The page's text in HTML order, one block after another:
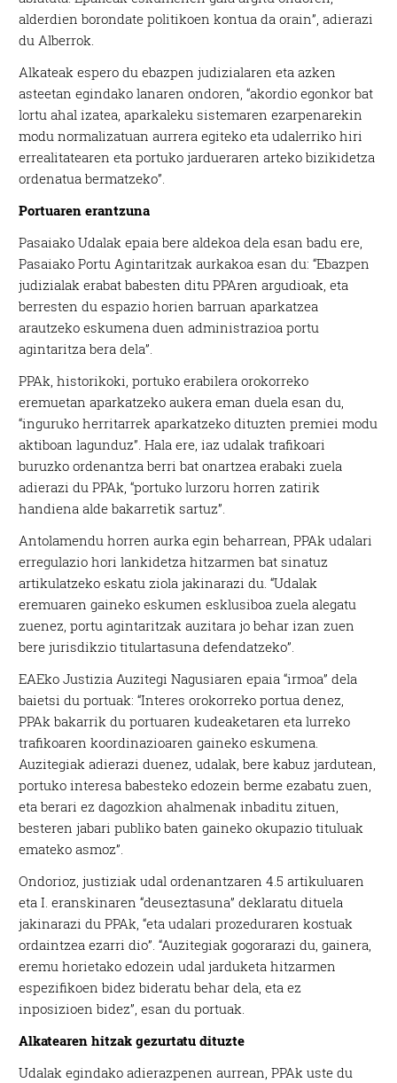
alderdien borondate politikoen kontua da orain”, adierazi
du Alberrok.
Alkateak espero du ebazpen judizialaren eta azken
asteetan egindako lanaren ondoren, “akordio egonkor bat
lortu ahal izatea, aparkaleku sistemaren ezarpenarekin
modu normalizatuan aurrera egiteko eta udalerriko hiri
errealitatearen eta portuko jardueraren arteko bizikidetza
ordenatua bermatzeko”.
Portuaren erantzuna
Pasaiako Udalak epaia bere aldekoa dela esan badu ere,
Pasaiako Portu Agintaritzak aurkakoa esan du: “Ebazpen
judizialak erabat babesten ditu PPAren argudioak, eta
berresten du espazio horien barruan aparkatzea
arautzeko eskumena duen administrazioa portu
agintaritza bera dela”.
PPAk, historikoki, portuko erabilera orokorreko
eremuetan aparkatzeko aukera eman duela esan du,
“inguruko herritarrek aparkatzeko dituzten premiei modu
aktiboan lagunduz”. Hala ere, iaz udalak trafikoari
buruzko ordenantza berri bat onartzea erabaki zuela
adierazi du PPAk, “portuko lurzoru horren zatirik
handiena alde bakarretik sartuz”.
Antolamendu horren aurka egin beharrean, PPAk udalari
erregulazio hori lankidetza hitzarmen bat sinatuz
artikulatzeko eskatu ziola jakinarazi du. “Udalak
eremuaren gaineko eskumen esklusiboa zuela alegatu
zuenez, portu agintaritzak auzitara jo behar izan zuen
bere jurisdikzio titulartasuna defendatzeko”.
EAEko Justizia Auzitegi Nagusiaren epaia “irmoa” dela
baietsi du portuak: “Interes orokorreko portua denez,
PPAk bakarrik du portuaren kudeaketaren eta lurreko
trafikoaren koordinazioaren gaineko eskumena.
Auzitegiak adierazi duenez, udalak, bere kabuz jardutean,
portuko interesa babesteko edozein berme ezabatu zuen,
eta berari ez dagozkion ahalmenak inbaditu zituen,
besteren jabari publiko baten gaineko okupazio tituluak
emateko asmoz”.
Ondorioz, justiziak udal ordenantzaren 4.5 artikuluaren
eta I. eranskinaren “deuseztasuna” deklaratu dituela
jakinarazi du PPAk, “eta udalari prozeduraren kostuak
ordaintzea ezarri dio”. “Auzitegiak gogorarazi du, gainera,
eremu horietako edozein udal jarduketa hitzarmen
espezifikoen bidez bideratu behar dela, eta ez
inposizioen bidez”, esan du portuak.
Alkatearen hitzak gezurtatu dituzte
Udalak egindako adierazpenen aurrean, PPAk uste du